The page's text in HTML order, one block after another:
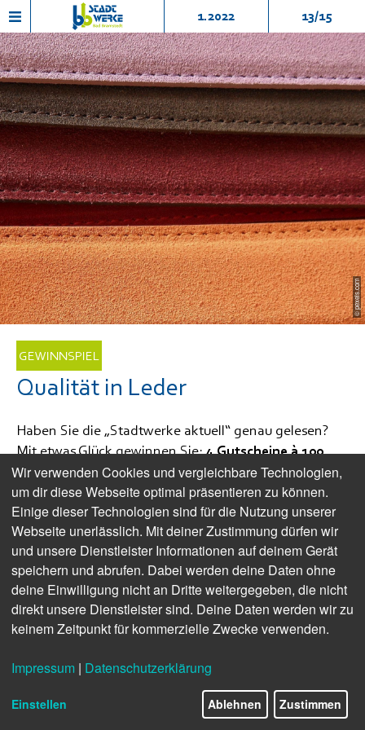
1.2022 13/15
© pexels.com
GEWINNSPIEL
Qualität in Leder
Haben Sie die „Stadtwerke aktuell“ genau gelesen?
Mit etwas Glück gewinnen Sie:4 Gutscheine à 100
Euro für LUCA KAYZ – perfect belt GmbHin Bad
Bramstedt, Achtern Dieck 2. In liebevoller Handarbeit
entstehen bei Luca Kayz hochwertige Lederwaren wie
Taschen, Gürtel, Portemonnaies und weitere stilvolle
Accessoires:www.luca-kayz.com
Jetzt Gewinnen!
Wir verwenden Cookies und vergleichbare Technologien,
um dir diese Webseite optimal präsentieren zu können.
Einige dieser Technologien sind für die Nutzung unserer
Webseite unerlässlich. Mit deiner Zustimmung dürfen wir
und unsere Dienstleister Informationen auf deinem Gerät
speichern und abrufen. Dabei werden deine Daten ohne
deine Einwilligung nicht an Dritte weitergegeben, die nicht
direkt unsere Dienstleister sind. Deine Daten werden wir zu
keinem Zeitpunkt für kommerzielle Zwecke verwenden.
Impressum | Datenschutzerklärung
Einstellen Ablehnen Zustimmen